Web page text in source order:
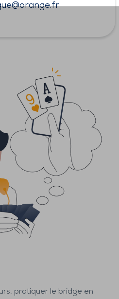
pratiquer le bridge en